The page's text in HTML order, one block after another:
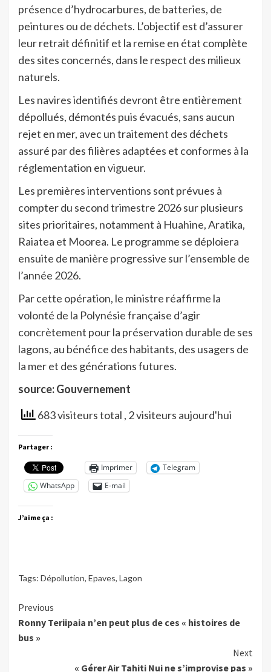
présence d’hydrocarbures, de batteries, de
peintures ou de déchets. L’objectif est d’assurer
leur retrait définitif et la remise en état complète
des sites concernés, dans le respect des milieux
naturels.
Les navires identifiés devront être entièrement
dépollués, démontés puis évacués, sans aucun
rejet en mer, avec un traitement des déchets
assuré par des filières adaptées et conformes à la
réglementation en vigueur.
Les premières interventions sont prévues à
compter du second trimestre 2026 sur plusieurs
sites prioritaires, notamment à Huahine, Aratika,
Raiatea et Moorea. Le programme se déploiera
ensuite de manière progressive sur l’ensemble de
l’année 2026.
Par cette opération, le ministre réaffirme la
volonté de la Polynésie française d’agir
concrètement pour la préservation durable de ses
lagons, au bénéfice des habitants, des usagers de
la mer et des générations futures.
source: Gouvernement
683 visiteurs total , 2 visiteurs aujourd'hui
Partager :
Imprimer
Telegram
WhatsApp
E-mail
J’aime ça :
Tags: Dépollution, Epaves, Lagon
Continue
Reading
Previous
Ronny Teriipaia n’en peut plus de ces « histoires de
bus »
Next
« Gérer Air Tahiti Nui ne s’improvise pas »